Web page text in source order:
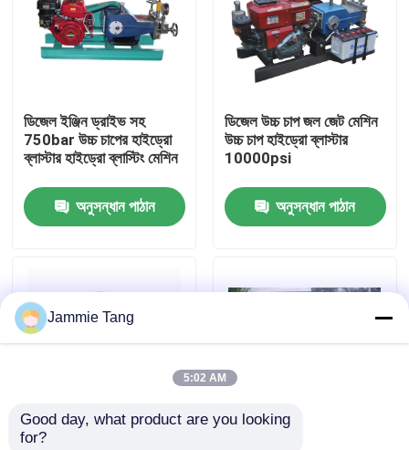
আমাদের সম্বন্ধে
গুণমান নিয়ন্ত্রণ
আমাদের সাথে যোগাযোগ
বৈদ্যুতিক হাইড্রো টেস্ট পাম্প
শিল্প উচ্চ চাপ ক্লিনার
ডিজেল ইঞ্জিন ড্রাইভ সহ
750bar উচ্চ চাপের হাইড্রো
ব্লাস্টার হাইড্রো ব্লাস্টিং মেশিন
অনুসন্ধান পাঠান
ডিজেল উচ্চ চাপ জল জেট মেশিন
উচ্চ চাপ হাইড্রো ব্লাস্টার
10000psi
অনুসন্ধান পাঠান
1500 বার কংক্রিট
Jammie Tang
5:02 AM
Good day, what product are you looking
for?